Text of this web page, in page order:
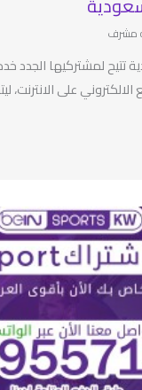
مشرف
تتيح لمشتركيها الجدد
على الانترنت،